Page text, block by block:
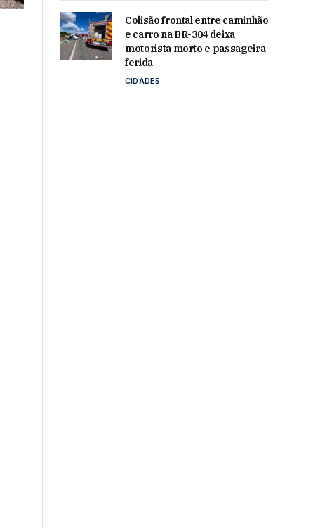
Colisão frontal entre caminhão
e carro na BR-304 deixa
motorista morto e passageira
ferida
CIDADES